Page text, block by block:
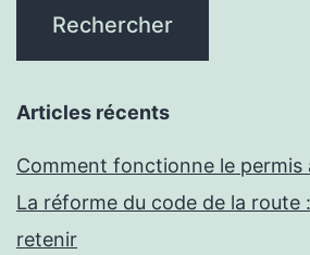
Articles récents
Comment fonctionne le permis
La réforme du code de la route
retenir